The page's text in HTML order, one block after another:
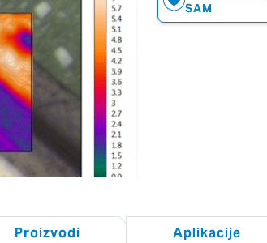
SAM
Proizvodi Aplikacije